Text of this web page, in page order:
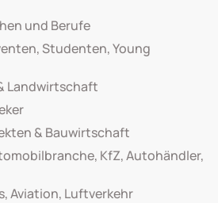
und Berufe
Studenten, Young
Landwirtschaft
& Bauwirtschaft
KfZ, Autohändler,
Aviation, Luftverkehr